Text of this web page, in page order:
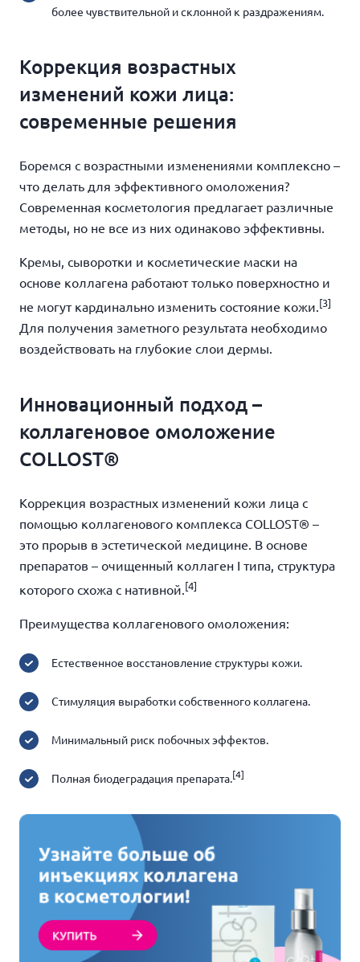
более чувствительной и склонной к раздражениям.
Коррекция возрастных
изменений кожи лица:
современные решения
Боремся с возрастными изменениями комплексно –
что делать для эффективного омоложения?
Современная косметология предлагает различные
методы, но не все из них одинаково эффективны.
Кремы, сыворотки и косметические маски на
основе коллагена работают только поверхностно и
не могут кардинально изменить состояние кожи.[3]
Для получения заметного результата необходимо
воздействовать на глубокие слои дермы.
Инновационный подход –
коллагеновое омоложение
COLLOST®
Коррекция возрастных изменений кожи лица с
помощью коллагенового комплекса COLLOST® –
это прорыв в эстетической медицине. В основе
препаратов – очищенный коллаген I типа, структура
которого схожа с нативной. [4]
Преимущества коллагенового омоложения:
Естественное восстановление структуры кожи.
Стимуляция выработки собственного коллагена.
Минимальный риск побочных эффектов.
Полная биодеградация препарата.[4]